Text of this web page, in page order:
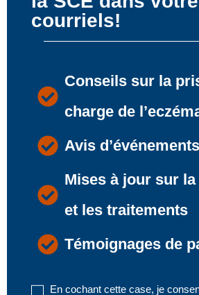
courriels!
Conseils sur la
charge de
Avis
Mises à jour sur
et les traitements
Témoignages de
Disclaimer
En cochant cette case, je